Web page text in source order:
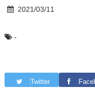
2021/03/11
-
Twitter